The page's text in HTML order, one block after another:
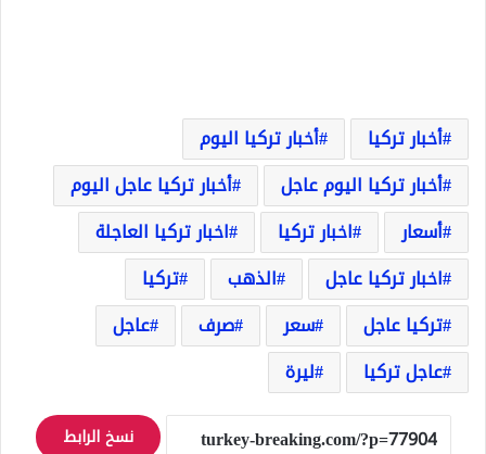
أخبار تركيا
أخبار تركيا اليوم
أخبار تركيا اليوم عاجل
أخبار تركيا عاجل اليوم
أسعار
اخبار تركيا
اخبار تركيا العاجلة
اخبار تركيا عاجل
الذهب
تركيا
تركيا عاجل
سعر صرف
عاجل
عاجل تركيا
ليرة
نسخ الرابط